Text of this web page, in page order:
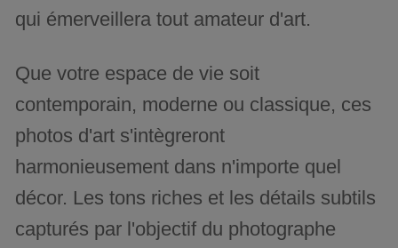
qui émerveillera tout amateur d'art.
Que votre espace de vie soit
contemporain, moderne ou classique, ces
photos d'art s'intègreront
harmonieusement dans n'importe quel
décor. Les tons riches et les détails subtils
capturés par l'objectif du photographe